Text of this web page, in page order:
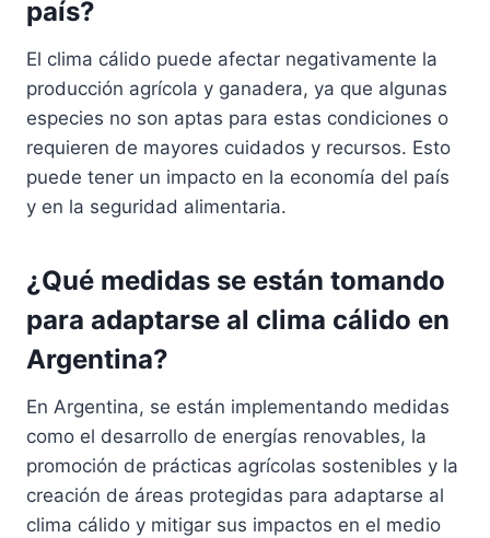
país?
El clima cálido puede afectar negativamente la
producción agrícola y ganadera, ya que algunas
especies no son aptas para estas condiciones o
requieren de mayores cuidados y recursos. Esto
puede tener un impacto en la economía del país
y en la seguridad alimentaria.
¿Qué medidas se están tomando
para adaptarse al clima cálido en
Argentina?
En Argentina, se están implementando medidas
como el desarrollo de energías renovables, la
promoción de prácticas agrícolas sostenibles y la
creación de áreas protegidas para adaptarse al
clima cálido y mitigar sus impactos en el medio